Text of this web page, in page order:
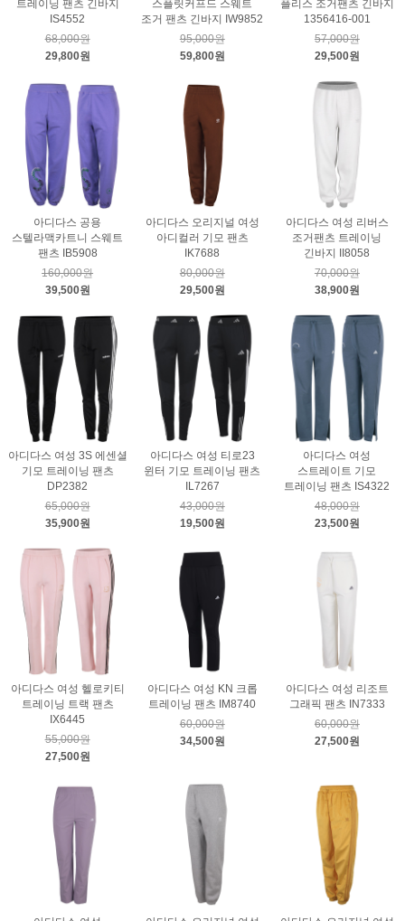
트레이닝 팬츠 긴바지
IS4552
68,000원
29,800원
스플릿커프드 스웨트
조거 팬츠 긴바지 IW9852
95,000원
59,800원
플리스 조거팬츠 긴바지
1356416-001
57,000원
29,500원
아디다스 공용
스텔라맥카트니 스웨트
팬츠 IB5908
160,000원
39,500원
아디다스 오리지널 여성
아디컬러 기모 팬츠
IK7688
80,000원
29,500원
아디다스 여성 리버스
조거팬츠 트레이닝
긴바지 II8058
70,000원
38,900원
아디다스 여성 3S 에센셜
기모 트레이닝 팬츠
DP2382
65,000원
35,900원
아디다스 여성 티로23
윈터 기모 트레이닝 팬츠
IL7267
43,000원
19,500원
아디다스 여성
스트레이트 기모
트레이닝 팬츠 IS4322
48,000원
23,500원
아디다스 여성 헬로키티
트레이닝 트랙 팬츠
IX6445
55,000원
27,500원
아디다스 여성 KN 크롭
트레이닝 팬츠 IM8740
60,000원
34,500원
아디다스 여성 리조트
그래픽 팬츠 IN7333
60,000원
27,500원